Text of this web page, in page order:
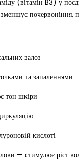
почервоніння,
залоз
та запаленнями
тон шкіри
кислоті
— стимулює ріст